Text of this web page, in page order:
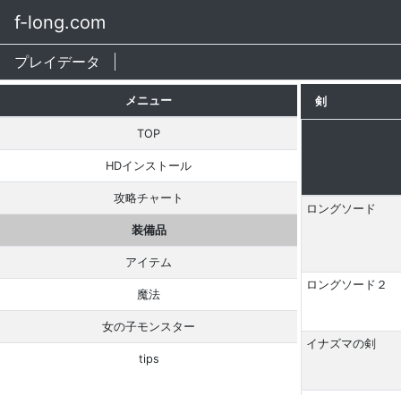
f-long.com
プレイデータ
メニュー
TOP
HDインストール
攻略チャート
装備品
アイテム
魔法
女の子モンスター
tips
剣
ロングソード
ロングソード２
イナズマの剣